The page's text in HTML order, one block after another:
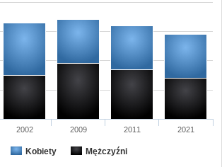
Kobiety Mężczyźni
2002 2009 2011 2021